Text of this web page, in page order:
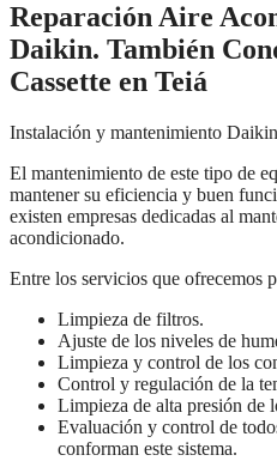
Reparación Aire
Daikin. También
Cassette en Teiá
Instalación y mantenimiento
El mantenimiento de este tipo de
mantener su eficiencia y buen
existen empresas dedicadas al
acondicionado.
Entre los servicios que ofrecemos
Limpieza de filtros.
Ajuste de los niveles de
Limpieza y control de los
Control y regulación de la
Limpieza de alta presión de
Evaluación y control de
conforman este sistema.